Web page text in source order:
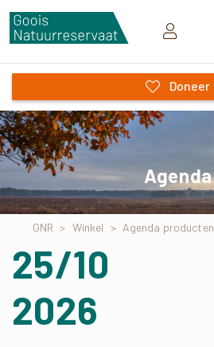
Doneer
Agenda
GNR > Winkel > Agenda producten
25/10
2026